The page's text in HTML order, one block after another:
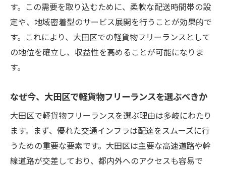
す。この需要を取り込むために、柔軟な配送時間帯の設
定や、地域密着型のサービス展開を行うことが効果的で
す。これにより、大田区での軽貨物フリーランスとして
の地位を確立し、収益性を高めることが可能になりま
す。
なぜ今、大田区で軽貨物フリーランスを選ぶべきか
大田区で軽貨物フリーランスを選ぶ理由は多岐にわたり
ます。まず、優れた交通インフラは配達をスムーズに行
うための重要な要素です。大田区は主要な高速道路や幹
線道路が交差しており、都内外へのアクセスも容易で